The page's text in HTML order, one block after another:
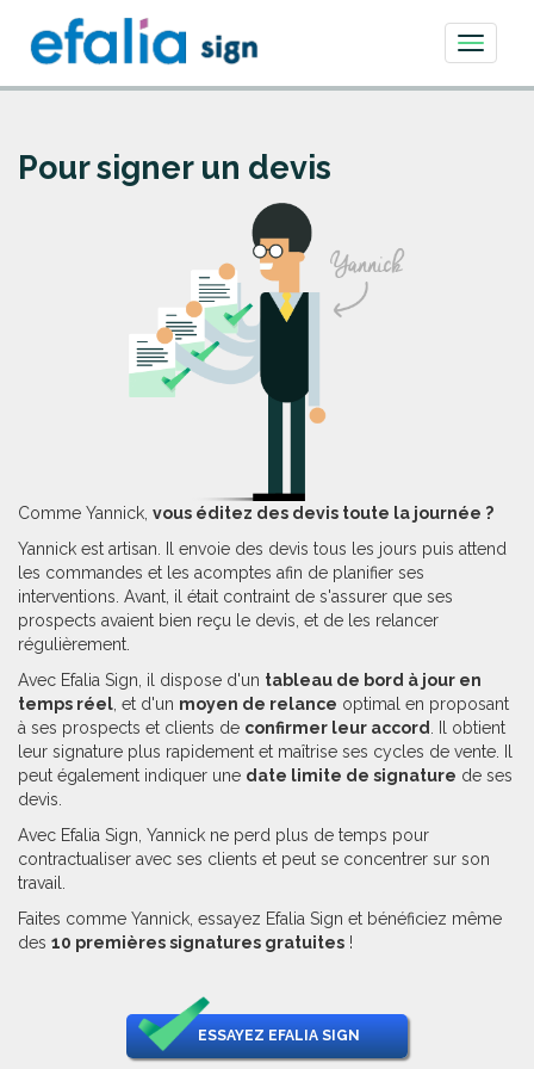
Toggle
Pour signer un devis
Comme Yannick, vous éditez des devis toute la journée ?
Yannick est artisan. Il envoie des devis tous les jours puis attend
les commandes et les acomptes afin de planifier ses
interventions. Avant, il était contraint de s'assurer que ses
prospects avaient bien reçu le devis, et de les relancer
régulièrement.
Avec Efalia Sign, il dispose d'un tableau de bord à jour en
temps réel , et d'un moyen de relance optimal en proposant
à ses prospects et clients de confirmer leur accord
. Il obtient
leur signature plus rapidement et maîtrise ses cycles de vente. Il
peut également indiquer une date limite de signature de ses
devis.
Avec Efalia Sign, Yannick ne perd plus de temps pour
contractualiser avec ses clients et peut se concentrer sur son
travail.
Faites comme Yannick, essayez Efalia Sign et bénéficiez même
des 10 premières signatures gratuites !
ESSAYEZ EFALIA SIGN